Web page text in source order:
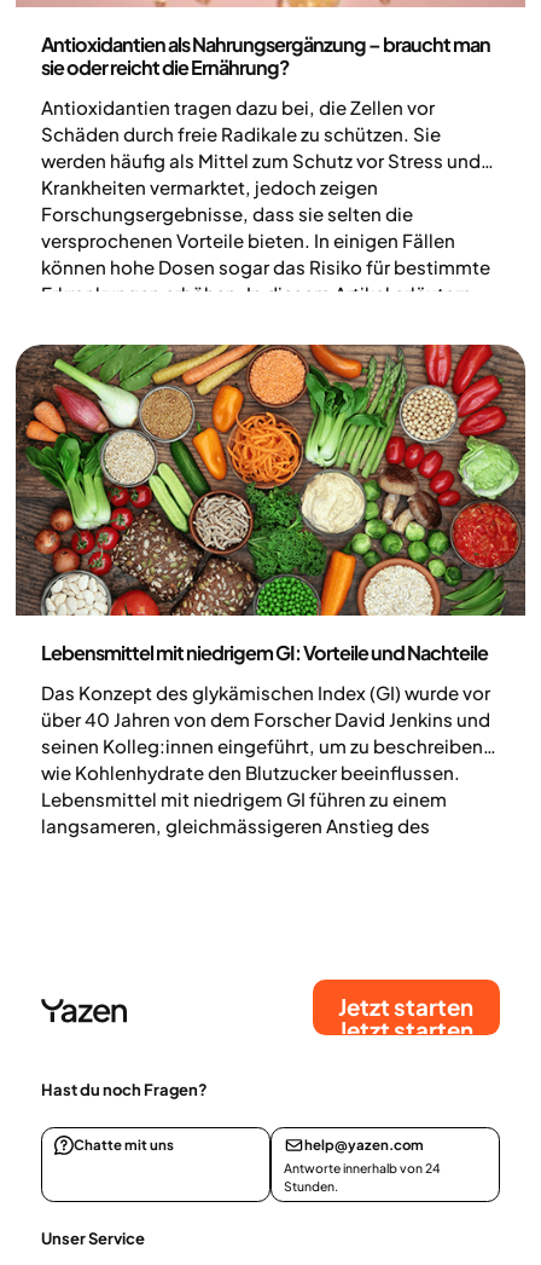
Antioxidantien als Nahrungsergänzung – braucht man
sie oder reicht die Ernährung?
Antioxidantien tragen dazu bei, die Zellen vor
Schäden durch freie Radikale zu schützen. Sie
werden häufig als Mittel zum Schutz vor Stress und
Krankheiten vermarktet, jedoch zeigen
Forschungsergebnisse, dass sie selten die
versprochenen Vorteile bieten. In einigen Fällen
können hohe Dosen sogar das Risiko für bestimmte
Erkrankungen erhöhen. In diesem Artikel erläutern
deine Gesundheit sinnvoller ist, sie über die Nahrung
aufzunehmen, anstatt Nahrungsergänzungsmittel
einzunehmen.
Lebensmittel mit niedrigem GI: Vorteile und Nachteile
Das Konzept des glykämischen Index (GI) wurde vor
über 40 Jahren von dem Forscher David Jenkins und
seinen Kolleg:innen eingeführt, um zu beschreiben,
wie Kohlenhydrate den Blutzucker beeinflussen.
Lebensmittel mit niedrigem GI führen zu einem
langsameren, gleichmässigeren Anstieg des
Jetzt starten
Jetzt starten
Hast du noch Fragen?
Chatte mit uns help@yazen.com
Antworte innerhalb von 24
Stunden.
Unser Service